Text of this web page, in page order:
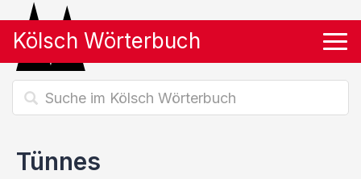
Kölsch Wörterbuch
Tünnes